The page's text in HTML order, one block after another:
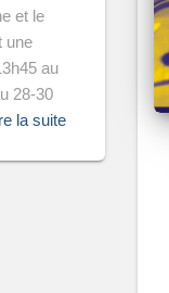
et le
une
au
28-30
la suite